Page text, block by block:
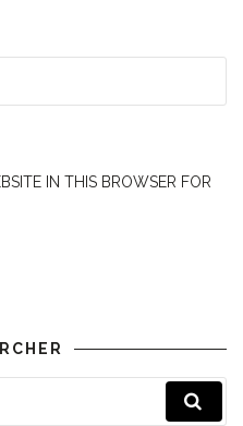
IN THIS BROWSER FOR